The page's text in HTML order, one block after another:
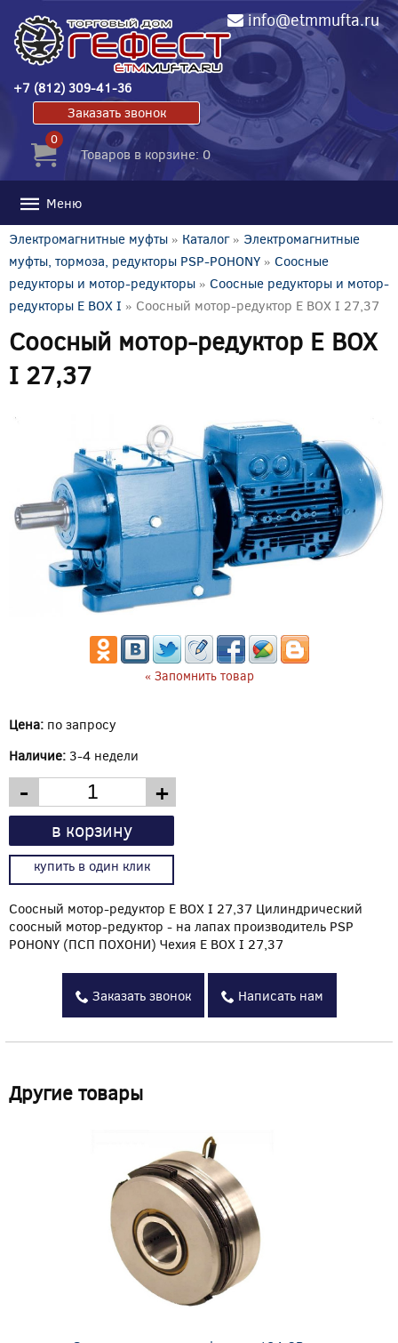
info@etmmufta.ru
+7 (812) 309-41-36
Заказать звонок
0
Товаров в корзине: 0
Меню
Электромагнитные муфты » Каталог» Электромагнитные
муфты, тормоза, редукторы PSP-POHONY » Соосные
редукторы и мотор-редукторы » Соосные редукторы и мотор-
редукторы E BOX I » Соосный мотор-редуктор E BOX I 27,37
Соосный мотор-редуктор E BOX
I 27,37
« Запомнить товар
Цена: по запросу
Наличие: 3-4 недели
- +
в корзину
купить в один клик
Соосный мотор-редуктор E BOX I 27,37 Цилиндрический
соосный мотор-редуктор - на лапах производитель PSP
POHONY (ПСП ПОХОНИ) Чехия E BOX I 27,37
Заказать звонок Написать нам
Другие товары